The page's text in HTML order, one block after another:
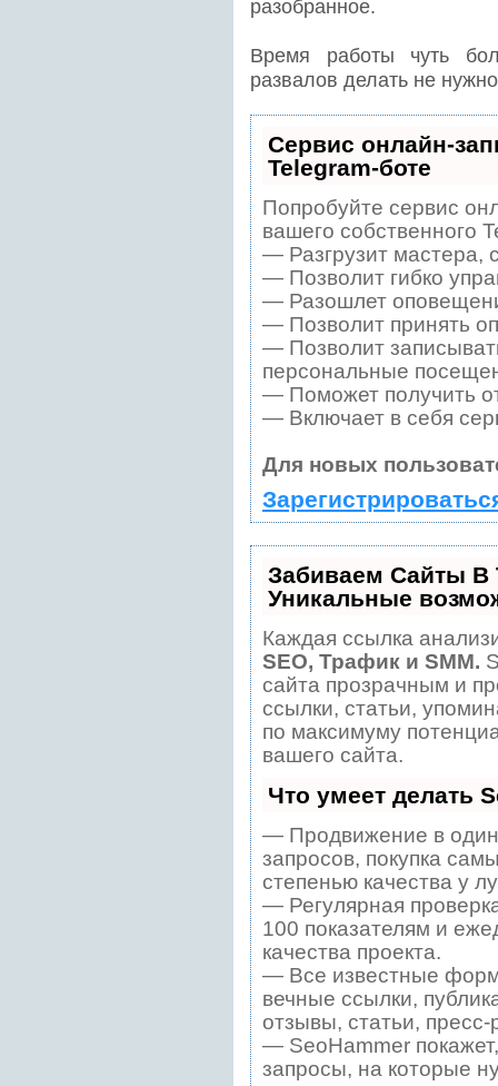
разобранное.
Время работы чуть
развалов делать не
Сервис онлайн-
Telegram-боте
Попробуйте сервис
вашего собственного
— Разгрузит мастера,
— Позволит гибко
— Разошлет
— Позволит принять
— Позволит
персональные
— Поможет получить
— Включает в себя
Для новых
Забиваем Сайты
Уникальные
Каждая ссылка
SEO, Трафик и SMM.
сайта прозрачным и
ссылки, статьи,
по максимуму
вашего сайта.
Что умеет делать
— Продвижение в один
запросов, покупка
степенью качества у
— Регулярная
100 показателям и
качества проекта.
— Все известные
вечные ссылки,
отзывы, статьи,
— SeoHammer
запросы, на которые